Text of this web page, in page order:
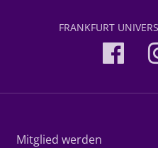
FRANKFURT
Mitglied werden